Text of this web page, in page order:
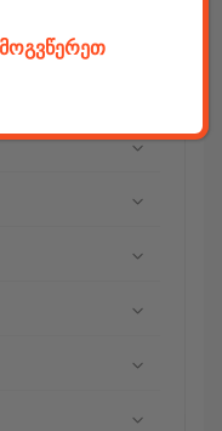
მოგვწერეთ